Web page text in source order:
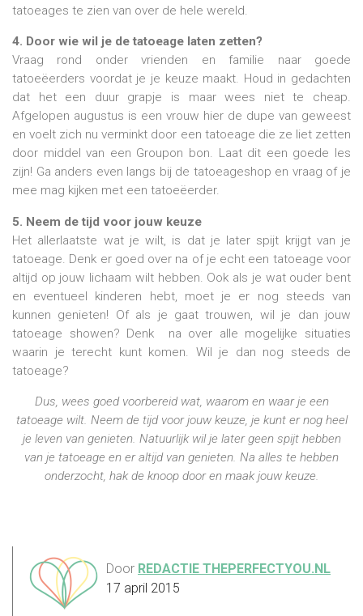
tatoeages te zien van over de hele wereld.
4. Door wie wil je de tatoeage laten zetten?
Vraag rond onder vrienden en familie naar goede
tatoeëerders voordat je je keuze maakt. Houd in gedachten
dat het een duur grapje is maar wees niet te cheap.
Afgelopen augustus is een vrouw hier de dupe van geweest
en voelt zich nu verminkt door een tatoeage die ze liet zetten
door middel van een Groupon bon. Laat dit een goede les
zijn! Ga anders even langs bij de tatoeageshop en vraag of je
mee mag kijken met een tatoeëerder.
5. Neem de tijd voor jouw keuze
Het allerlaatste wat je wilt, is dat je later spijt krijgt van je
tatoeage. Denk er goed over na of je echt een tatoeage voor
altijd op jouw lichaam wilt hebben. Ook als je wat ouder bent
en eventueel kinderen hebt, moet je er nog steeds van
kunnen genieten! Of als je gaat trouwen, wil je dan jouw
tatoeage showen? Denk na over alle mogelijke situaties
waarin je terecht kunt komen. Wil je dan nog steeds de
tatoeage?
Dus, wees goed voorbereid wat, waarom en waar je een
tatoeage wilt. Neem de tijd voor jouw keuze, je kunt er nog heel
je leven van genieten. Natuurlijk wil je later geen spijt hebben
van je tatoeage en er altijd van genieten. Na alles te hebben
onderzocht, hak de knoop door en maak jouw keuze.
Door REDACTIE THEPERFECTYOU.NL
17 april 2015